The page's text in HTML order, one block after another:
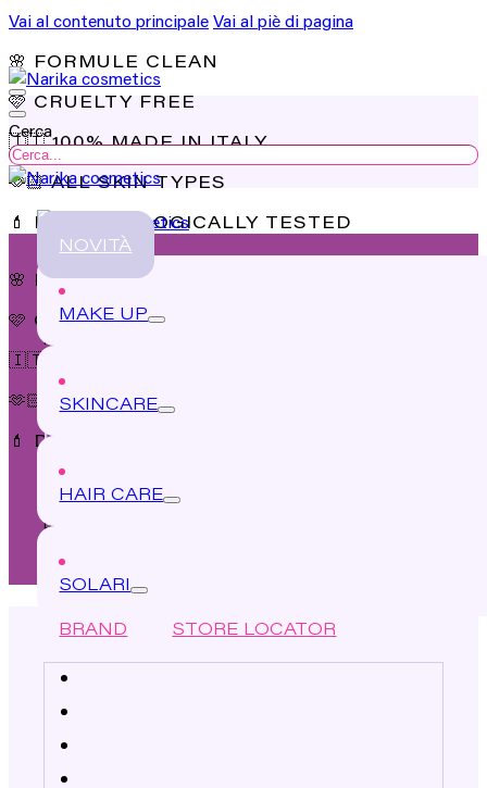
Vai al contenuto principaleVai al piè di pagina
🌸 FORMULE CLEAN
🩷 CRUELTY FREE
🇮🇹 100% MADE IN ITALY
🫶🏻 ALL SKIN TYPES
💄 DERMATOLOGICALLY TESTED
🌸 FORMULE CLEAN
🩷 CRUELTY FREE
🇮🇹 100% MADE IN ITALY
🫶🏻 ALL SKIN TYPES
💄 DERMATOLOGICALLY TESTED
Cerca
NOVITÀ
MAKE UP
SKINCARE
HAIR CARE
SOLARI
BRAND
STORE LOCATOR
Novità
Linea Solari
Pelle protetta, abbronzatura sicura.
Scopri tutti i prodotti
Novità
Hair Care
Per una chioma sempre al top.
Scopri tutti i prodotti
Novità ✨